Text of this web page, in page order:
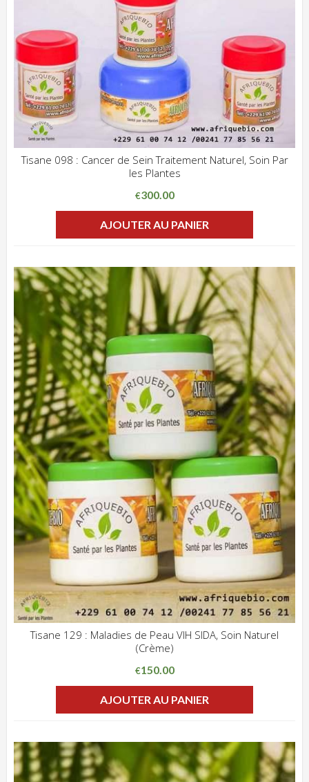
Tisane 098 : Cancer de Sein Traitement Naturel, Soin Par
les Plantes
€300.00
AJOUTER AU PANIER
Tisane 129 : Maladies de Peau VIH SIDA, Soin Naturel
(Crème)
€150.00
AJOUTER AU PANIER